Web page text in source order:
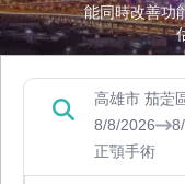
能同時改善功
高雄市 茄萣
8/8/2026
正顎手術